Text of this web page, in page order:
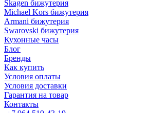
Skagen бижутерия
Michael Kors бижутерия
Armani бижутерия
Swarovski бижутерия
Кухонные часы
Блог
Бренды
Как купить
Условия оплаты
Условия доставки
Гарантия на товар
Контакты